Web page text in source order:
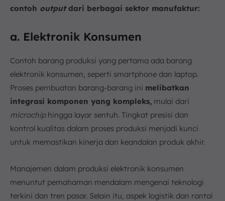
contoh outputdari berbagai sektor manufaktur:
a. Elektronik Konsumen
Contoh barang produksi yang pertama ada barang
elektronik konsumen, seperti smartphone dan laptop.
Proses pembuatan barang-barang ini melibatkan
integrasi komponen yang kompleks, mulai dari
microchiphingga layar sentuh. Tingkat presisi dan
kontrol kualitas dalam proses produksi menjadi kunci
untuk memastikan kinerja dan keandalan produk akhir.
Manajemen dalam produksi elektronik konsumen
menuntut pemahaman mendalam mengenai teknologi
terkini dan tren pasar. Selain itu, aspek logistik dan rantai